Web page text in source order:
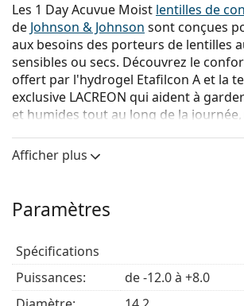
Les 1 Day Acuvue Moist lentilles de
de Johnson & Johnson sont conçues
aux besoins des porteurs de lentilles
sensibles ou secs. Découvrez le
offert par l'hydrogel Etafilcon A et la
exclusive LACREON qui aident à
et humides tout au long de la
Acuvue Moist sont faciles à porter et
nettoyage ni entretien, un choix
Hydratation longue durée– Grâce
LACREON qui incorpore un
Afficher plus
Paramètres
Spécifications
Puissances:
de -12.0 à +8.0